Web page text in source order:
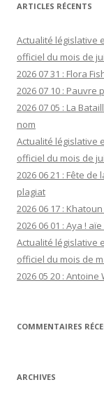
ARTICLES RÉCENTS
Actualité législative
officiel du mois de
2026 07 31 : Flora
2026 07 10 :
2026 07 05 : La
nom
Actualité législative
officiel du mois de
2026 06 21 : Fête
plagiat
2026 06 17 :
2026 06 01 : Aya ! aïe
Actualité législative
officiel du mois de
2026 05 20 :
COMMENTAIRES
ARCHIVES